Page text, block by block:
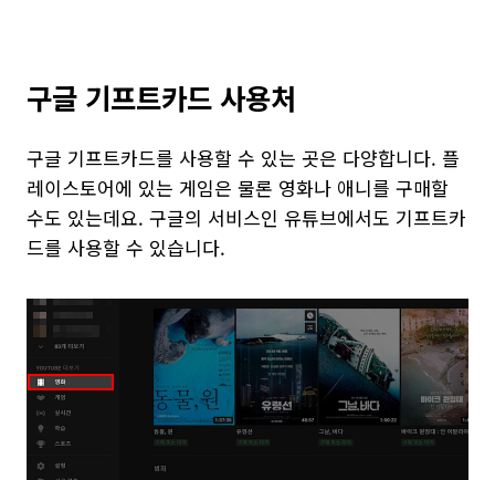
구글 기프트카드 사용처
구글 기프트카드를 사용할 수 있는 곳은 다양합니다. 플
레이스토어에 있는 게임은 물론 영화나 애니를 구매할
수도 있는데요. 구글의 서비스인 유튜브에서도 기프트카
드를 사용할 수 있습니다.